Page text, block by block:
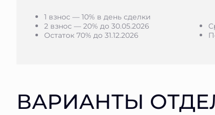
1 взнос — 10% в день сделки
2 взнос — 20% до 30.05.2026
Остаток 70% до 31.12.2026
ВАРИАНТЫ